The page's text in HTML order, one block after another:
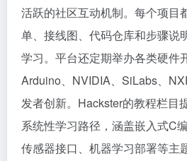
活跃的社区互动机制。每个项目
单、接线图、代码仓库和步骤说
学习。平台还定期举办各类硬件
Arduino、NVIDIA、SiLabs、
发者创新。Hackster的教程栏目
系统性学习路径，涵盖嵌入式C
传感器接口、机器学习部署等主